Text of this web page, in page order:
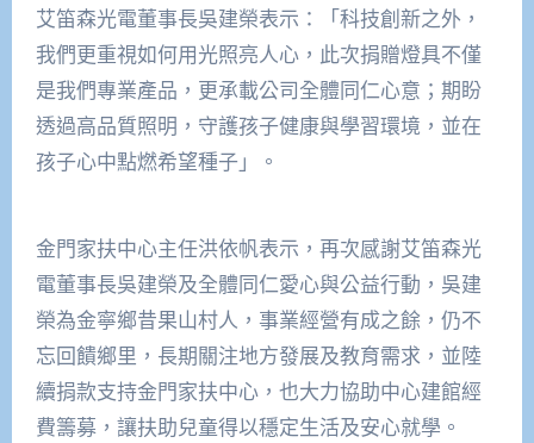
艾笛森光電董事長吳建榮表示：「科技創新之外，
我們更重視如何用光照亮人心，此次捐贈燈具不僅
是我們專業產品，更承載公司全體同仁心意；期盼
透過高品質照明，守護孩子健康與學習環境，並在
孩子心中點燃希望種子」。
金門家扶中心主任洪依帆表示，再次感謝艾笛森光
電董事長吳建榮及全體同仁愛心與公益行動，吳建
榮為金寧鄉昔果山村人，事業經營有成之餘，仍不
忘回饋鄉里，長期關注地方發展及教育需求，並陸
續捐款支持金門家扶中心，也大力協助中心建館經
費籌募，讓扶助兒童得以穩定生活及安心就學。